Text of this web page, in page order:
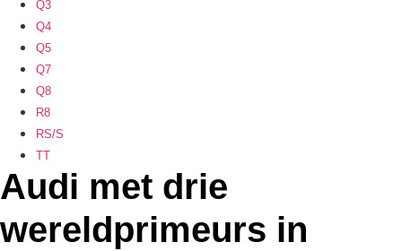
Q3
Q4
Q5
Q7
Q8
R8
RS/S
TT
Audi met drie
wereldprimeurs in